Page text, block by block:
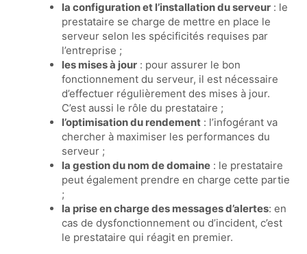
la configuration et l’installation du serveur : le
prestataire se charge de mettre en place le
serveur selon les spécificités requises par
l’entreprise ;
les mises à jour : pour assurer le bon
fonctionnement du serveur, il est nécessaire
d’effectuer régulièrement des mises à jour.
C’est aussi le rôle du prestataire ;
l’optimisation du rendement : l’infogérant va
chercher à maximiser les performances du
serveur ;
la gestion du nom de domaine : le prestataire
peut également prendre en charge cette partie
;
la prise en charge des messages d’alertes: en
cas de dysfonctionnement ou d’incident, c’est
le prestataire qui réagit en premier.